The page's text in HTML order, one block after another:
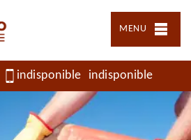
MENU
indisponible indisponible